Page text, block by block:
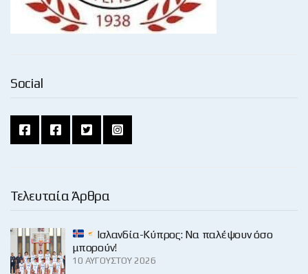
Social
Τελευταία Άρθρα
Ισλανδία-Κύπρος: Να παλέψουν όσο
μπορούν!
10 ΑΥΓΟΎΣΤΟΥ 2026